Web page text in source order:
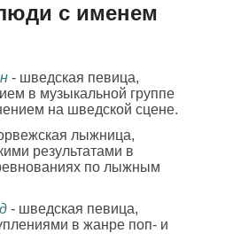
с именем
- шведская певица,
в музыкальной группе
на шведской сцене.
лыжница,
результатами в
по лыжным
- шведская певица,
в жанре поп- и